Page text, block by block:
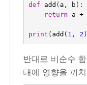
def add ( a , b ):
return
a +
print ( add ( 1 , 2
반대로 비순수
태에 영향을 끼